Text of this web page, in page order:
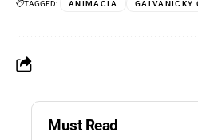
TAGGED: ANIMÁCIA GALVANICKÝ
Must Read